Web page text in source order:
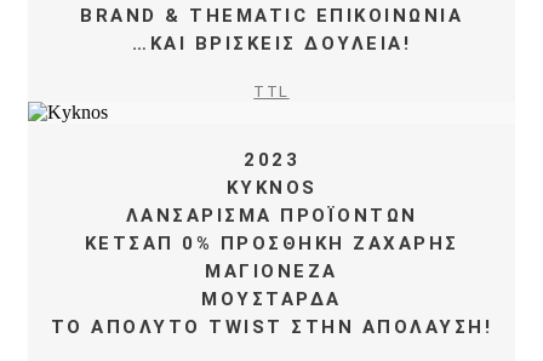
BRAND & THEMATIC ΕΠΙΚΟΙΝΩΝΙΑ
…ΚΑΙ ΒΡΙΣΚΕΙΣ ΔΟΥΛΕΙΑ!
TTL
2023
KYKNOS
ΛΑΝΣΑΡΙΣΜΑ ΠΡΟÏΟΝΤΩΝ
ΚΕΤΣΑΠ 0% ΠΡΟΣΘΗΚΗ ΖΑΧΑΡΗΣ
ΜΑΓΙΟΝΕΖΑ
ΜΟΥΣΤΑΡΔΑ
ΤΟ ΑΠΟΛΥΤΟ TWIST ΣΤΗΝ ΑΠΟΛΑΥΣΗ!